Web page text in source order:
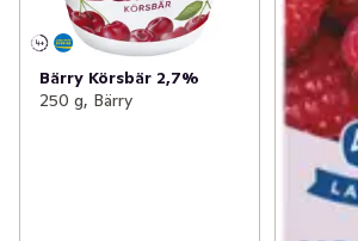
Bärry Körsbär 2,7%
250 g, Bärry